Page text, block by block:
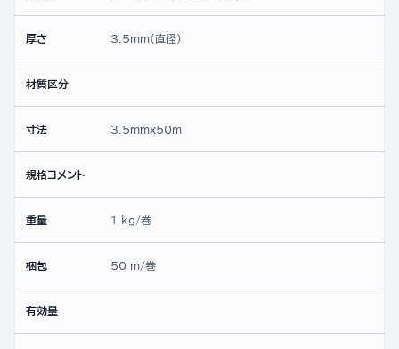
厚さ 3.5mm(直径)
材質区分
寸法 3.5mmx50ｍ
規格コメント
重量 1 kg/巻
梱包 50 m/巻
有効量